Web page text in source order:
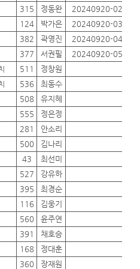
315 정동완 20240920-02
124 박가은 20240920-03
382 곽영진 20240920-04
377 서권필 20240920-05
511 정창원
536 최동수
508 유지혜
555 정은정
281 안소리
500 김나리
43 최선미
527 강유하
395 최경순
116 김웅기
560 윤주연
391 채호승
168 정대훈
360 장재원